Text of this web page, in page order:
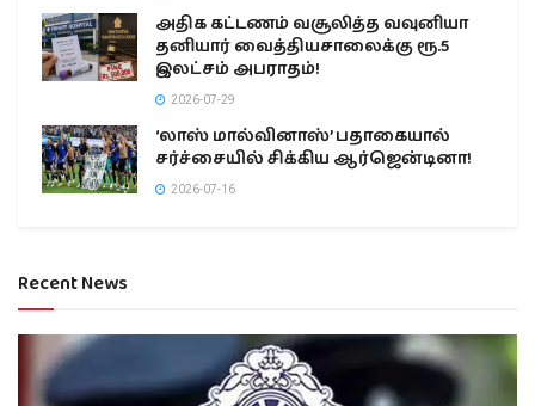
அதிக கட்டணம் வசூலித்த வவுனியா
தனியார் வைத்தியசாலைக்கு ரூ.5
இலட்சம் அபராதம்!
2026-07-29
‘லாஸ் மால்வினாஸ்’ பதாகையால்
சர்ச்சையில் சிக்கிய ஆர்ஜென்டினா!
2026-07-16
Recent News